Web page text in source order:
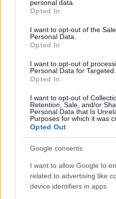
grant or deny consent to
use your data for below
consent section.
personal data.
Opted In
I want to opt-out of the
Personal Data.
Opted In
I want to opt-out of
Personal Data for Targeted
Opted In
I want to opt-out of
Retention, Sale, and/or
Personal Data that Is
Purposes for which it was
Opted Out
Google consents
I want to allow Google to
related to advertising like
device identifiers in apps.
melyektől előrelépést
ledolgozni a Red Bull-lal
lemaradásukat.
Video
This
modal
the server or network
is not